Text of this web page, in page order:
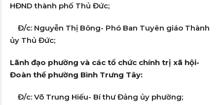
HĐND thành phố Thủ Đức;
Đ/c: Nguyễn Thị Bông- Phó Ban Tuyên giáo Thành
ủy Thủ Đức;
Lãnh đạo phường và các tổ chức chính trị xã hội-
Đoàn thể phường Bình Trưng Tây:
Đ/c: Võ Trung Hiếu- Bí thư Đảng ủy phường;